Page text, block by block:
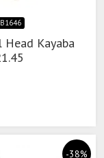
Head Kayaba
-38%